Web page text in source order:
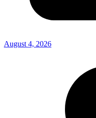
August 4, 2026